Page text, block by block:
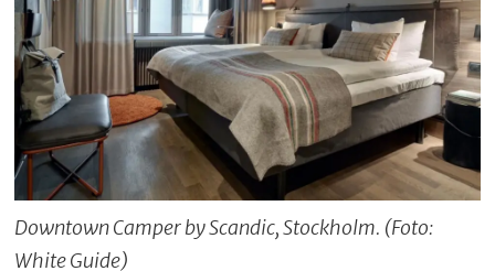
Downtown Camper by Scandic, Stockholm. (Foto:
White Guide)